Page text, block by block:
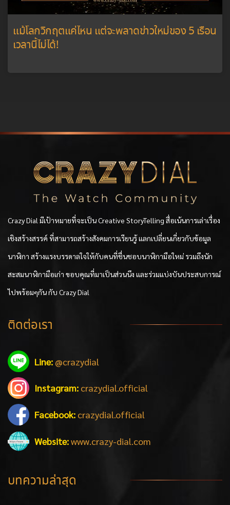
แม้โลกวิกฤตแค่ไหน แต่จะพลาดข่าวใหม่ของ 5 เรือน
เวลานี้ไม่ได้!
Crazy Dial มีเป้าหมายที่จะเป็น Creative StoryTelling สื่อเน้นการเล่าเรื่อง
เชิงสร้างสรรค์ ที่สามารถสร้างสังคมการเรียนรู้ แลกเปลี่ยนเกี่ยวกับข้อมูล
นาฬิกา สร้างแรงบรรดาลใจให้กับคนที่ชื่นชอบนาฬิกามือใหม่ รวมถึงนัก
สะสมนาฬิกามือเก่า ขอบคุณที่มาเป็นส่วนนึง และร่วมแบ่งบันประสบการณ์
ไปพร้อมๆกัน กับ Crazy Dial
ติดต่อเรา
Line: @crazydial
Instagram: crazydial.official
Facebook: crazydial.official
Website:www.crazy-dial.com
บทความล่าสุด